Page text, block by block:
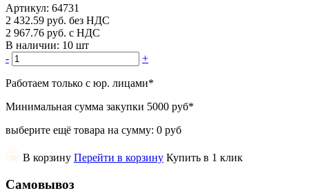
Артикул: 64731
2 432.59 руб. без НДС
2 967.76 руб. с НДС
В наличии: 10 шт
-
+
Работаем только с юр. лицами*
Минимальная сумма закупки 5000 руб*
выберите ещё товара на сумму: 0 руб
В корзину Перейти в корзину Купить в 1 клик
Самовывоз